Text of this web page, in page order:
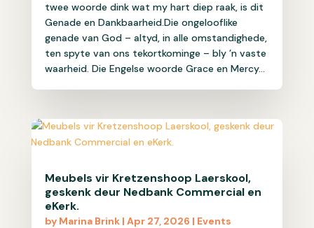
twee woorde dink wat my hart diep raak, is dit
Genade en Dankbaarheid.Die ongelooflike
genade van God – altyd, in alle omstandighede,
ten spyte van ons tekortkominge – bly ’n vaste
waarheid. Die Engelse woorde Grace en Mercy...
Meubels vir Kretzenshoop Laerskool,
geskenk deur Nedbank Commercial en
eKerk.
by Marina Brink| Apr 27, 2026 | Events